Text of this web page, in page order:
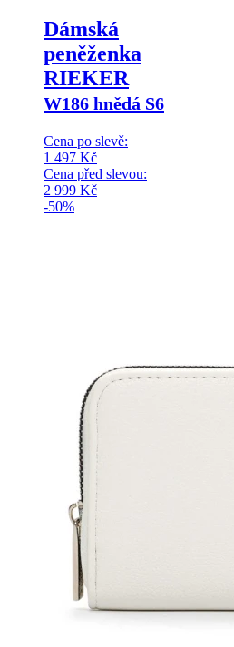
Dámská
peněženka
RIEKER
W186 hnědá S6
Cena po slevě:
1 497 Kč
Cena před slevou:
2 999 Kč
-50%